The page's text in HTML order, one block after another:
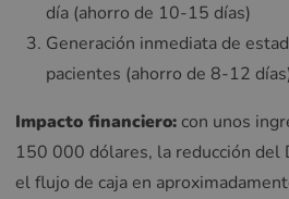
día (ahorro de 10-15 días)
Generación inmediata de
pacientes (ahorro de 8-12
Impacto financiero: con unos
150 000 dólares, la reducción del
el flujo de caja en